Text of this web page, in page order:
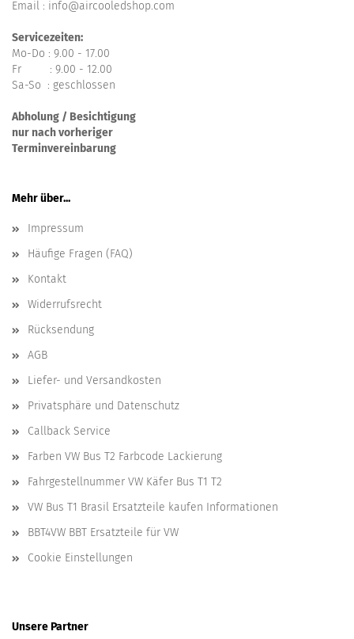
Email : info@aircooledshop.com
Servicezeiten:
Mo-Do : 9.00 - 17.00
Fr : 9.00 - 12.00
Sa-So : geschlossen
Abholung / Besichtigung
nur nach vorheriger
Terminvereinbarung
Mehr über...
Impressum
Häufige Fragen (FAQ)
Kontakt
Widerrufsrecht
Rücksendung
AGB
Liefer- und Versandkosten
Privatsphäre und Datenschutz
Callback Service
Farben VW Bus T2 Farbcode Lackierung
Fahrgestellnummer VW Käfer Bus T1 T2
VW Bus T1 Brasil Ersatzteile kaufen Informationen
BBT4VW BBT Ersatzteile für VW
Cookie Einstellungen
Unsere Partner